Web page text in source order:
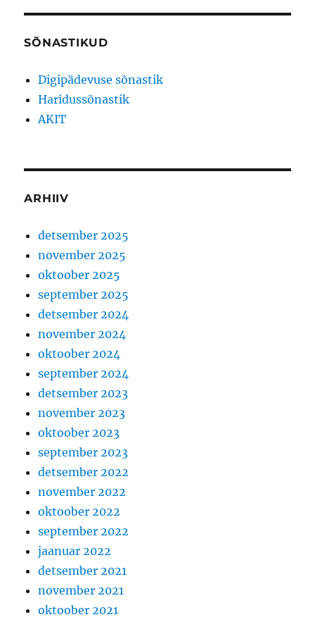
SÕNASTIKUD
Digipädevuse sõnastik
Haridussõnastik
AKIT
ARHIIV
detsember 2025
november 2025
oktoober 2025
september 2025
detsember 2024
november 2024
oktoober 2024
september 2024
detsember 2023
november 2023
oktoober 2023
september 2023
detsember 2022
november 2022
oktoober 2022
september 2022
jaanuar 2022
detsember 2021
november 2021
oktoober 2021